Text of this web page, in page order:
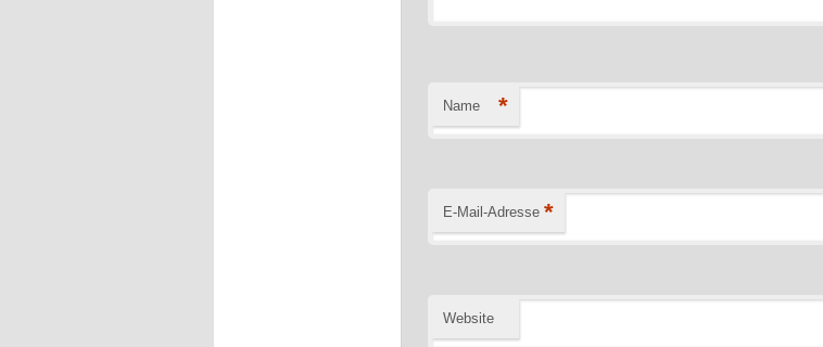
Name *
E-Mail-Adresse *
Website